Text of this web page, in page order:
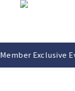
Member Exclusive